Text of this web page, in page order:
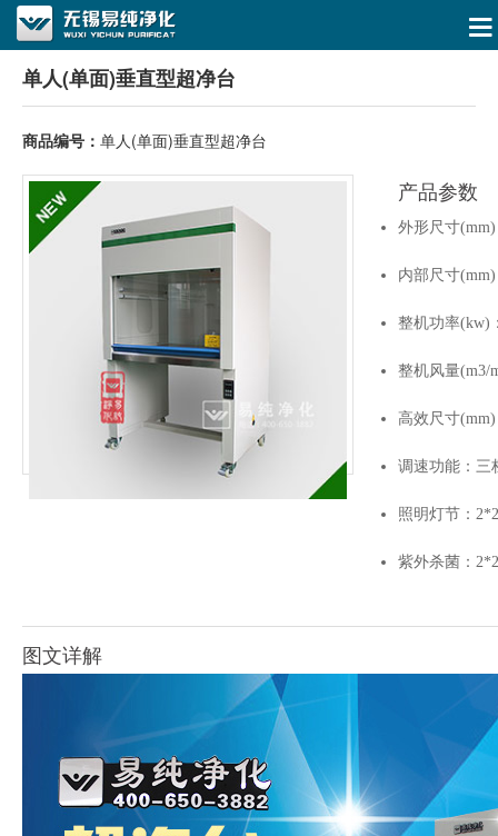
单人(单面)垂直型超净台
商品编号： 单人(单面)垂直型超净台
产品参数
外形尺寸
内部尺寸
整机功率(kw)
整机风量(m3/
高效尺寸
调速功能：三
照明灯节：
紫外杀菌：
图文详解